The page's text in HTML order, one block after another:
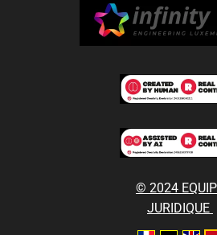
© 2024
JURIDIQUE